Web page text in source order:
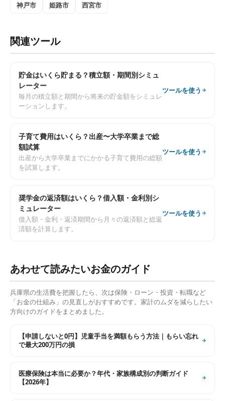
神戸市 姫路市 西宮市
関連ツール
貯金はいくら貯まる？積立額・期間別シミュ
レーター
毎月の積立額と期間から将来の貯金額をシミュレ
ーションします。
ツールを使う
子育て費用はいくら？出産〜大学卒業まで総
額試算
出産から大学卒業までにかかる子育て費用の総額
を試算します。
ツールを使う
奨学金の返済額はいくら？借入額・金利別シ
ミュレーター
借入額・金利・返済期間から月々の返済額と総返
済額を計算します。
ツールを使う
あわせて読みたいお金のガイド
兵庫県の生活費を把握したら、次は保険・ローン・投資・転職など
「お金の仕組み」の見直しがおすすめです。家計のムダを減らしたい
方向けのガイドをまとめました。
【申請しないと0円】児童手当を満額もらう方法｜もらい忘れ
で最大200万円の損
医療保険は本当に必要か？年代・家族構成別の判断ガイド
【2026年】